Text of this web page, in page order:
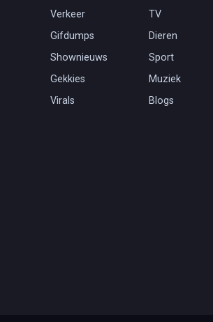
Verkeer
TV
Gifdumps
Dieren
Shownieuws
Sport
Gekkies
Muziek
Virals
Blogs